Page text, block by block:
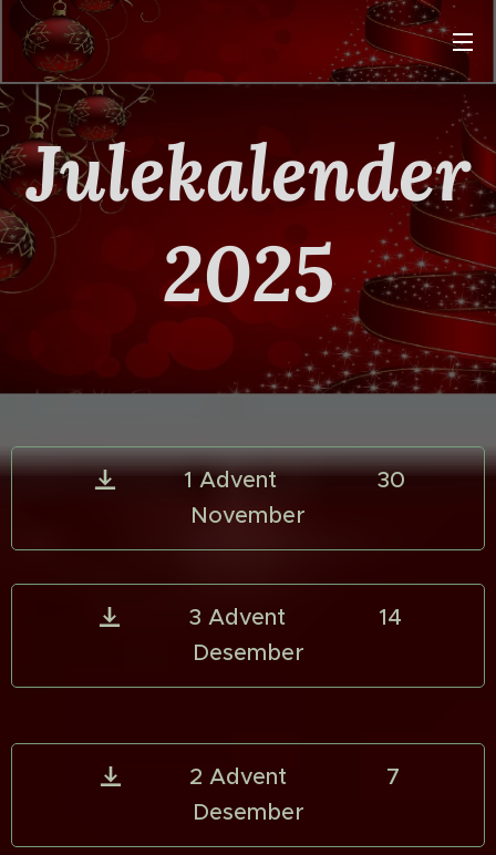
Julekalender
2025
1 Advent 30
November
3 Advent 14
Desember
2 Advent 7
Desember